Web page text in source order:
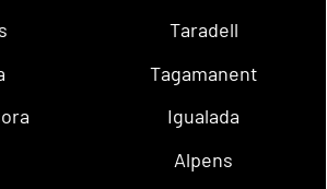
Taradell
Tagamanent
Igualada
Alpens